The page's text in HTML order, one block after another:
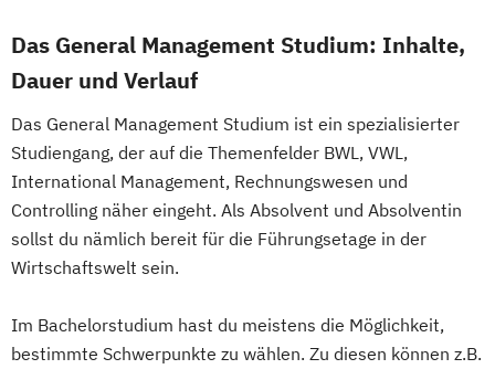
Das General Management Studium: Inhalte,
Dauer und Verlauf
Das General Management Studium ist ein spezialisierter
Studiengang, der auf die Themenfelder BWL, VWL,
International Management, Rechnungswesen und
Controlling näher eingeht. Als Absolvent und Absolventin
sollst du nämlich bereit für die Führungsetage in der
Wirtschaftswelt sein.
Im Bachelorstudium hast du meistens die Möglichkeit,
bestimmte Schwerpunkte zu wählen. Zu diesen können z.B.